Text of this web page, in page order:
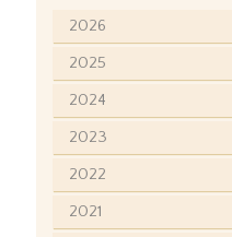
2026
2025
2024
2023
2022
2021